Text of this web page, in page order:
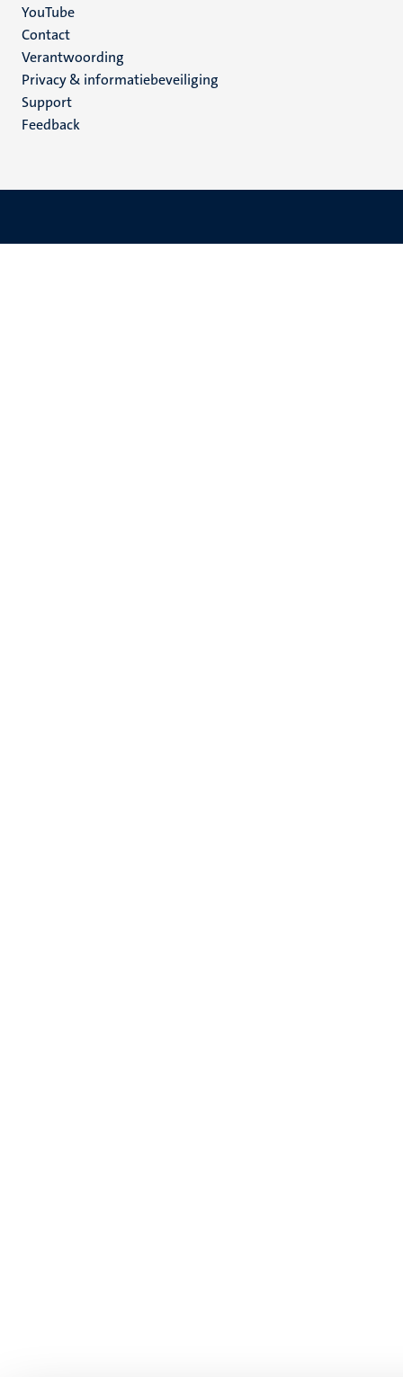
YouTube
Menu
footer
(NL)
Contact
Verantwoording
Privacy & informatiebeveiliging
Support
Feedback